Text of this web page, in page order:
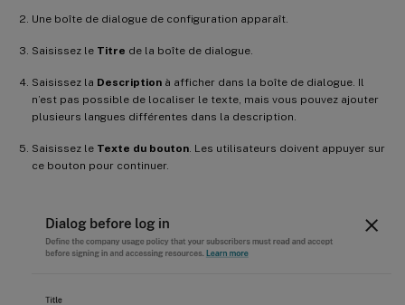
Une boîte de dialogue de configuration apparaît.
Saisissez le Titre de la boîte de dialogue.
Saisissez la Description à afficher dans la boîte de dialogue. Il
n’est pas possible de localiser le texte, mais vous pouvez ajouter
plusieurs langues différentes dans la description.
Saisissez le Texte du bouton. Les utilisateurs doivent appuyer sur
ce bouton pour continuer.